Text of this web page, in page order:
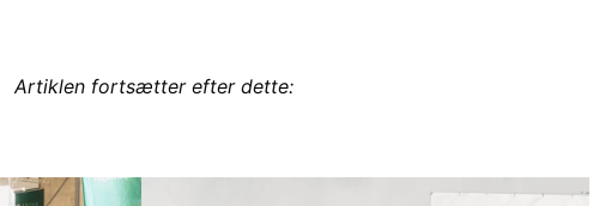
Artiklen fortsætter efter dette: